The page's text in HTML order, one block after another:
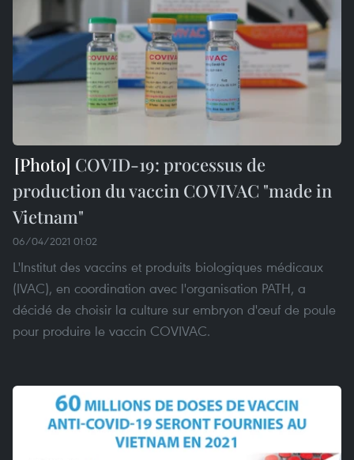
COVID-19: processus de
production du vaccin COVIVAC "made in
Vietnam"
06/04/2021 01:02
L'Institut des vaccins et produits biologiques médicaux
(IVAC), en coordination avec l'organisation PATH, a
décidé de choisir la culture sur embryon d'œuf de poule
pour produire le vaccin COVIVAC.